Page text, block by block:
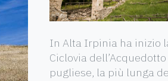
In Alta Irpinia ha inizio
Ciclovia dell’Acquedotto
pugliese, la più lunga